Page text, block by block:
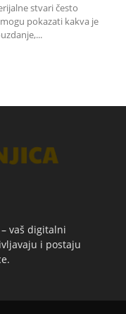
stvari često
pokazati kakva je
vaš digitalni
i postaju